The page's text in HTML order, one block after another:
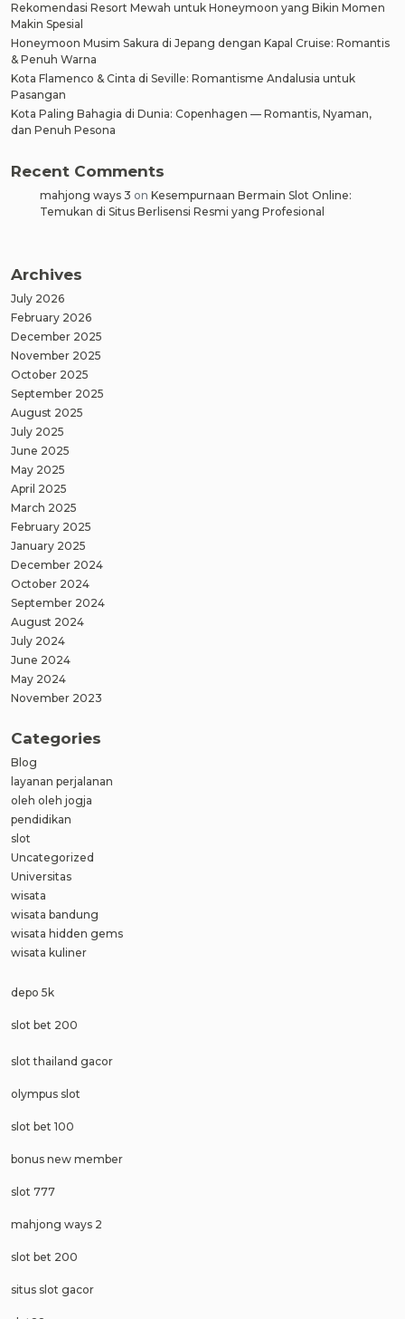
yang
di
selama
Rekomendasi Resort Mewah untuk Honeymoon yang Bikin Momen
Makin Spesial
Honeymoon Musim Sakura di Jepang dengan Kapal Cruise: Romantis
& Penuh Warna
Kota Flamenco & Cinta di Seville: Romantisme Andalusia untuk
Pasangan
Kota Paling Bahagia di Dunia: Copenhagen — Romantis, Nyaman,
dan Penuh Pesona
Recent Comments
mahjong ways 3 on Kesempurnaan Bermain Slot Online:
Temukan di Situs Berlisensi Resmi yang Profesional
Archives
July 2026
February 2026
December 2025
November 2025
October 2025
September 2025
August 2025
July 2025
June 2025
May 2025
April 2025
March 2025
February 2025
January 2025
December 2024
October 2024
September 2024
August 2024
July 2024
June 2024
May 2024
November 2023
Categories
Blog
layanan perjalanan
oleh oleh jogja
pendidikan
slot
Uncategorized
Universitas
wisata
wisata bandung
wisata hidden gems
wisata kuliner
depo 5k
slot bet 200
slot thailand gacor
olympus slot
slot bet 100
bonus new member
slot 777
mahjong ways 2
slot bet 200
situs slot gacor